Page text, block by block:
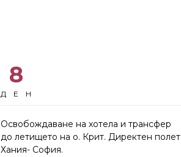
8
ДЕН
Освобождаване на хотела и трансфер
до летището на о. Крит. Директен полет
Хания- София.